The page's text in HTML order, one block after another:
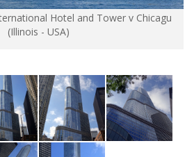
Hotel and Tower v Chicagu
(Illinois - USA)